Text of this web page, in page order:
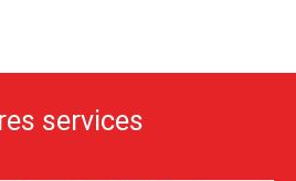
services